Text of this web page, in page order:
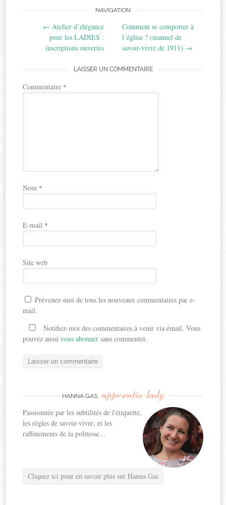
navigation
NAVIGATION
← Atelier d’élégance
pour les LADIES :
inscriptions ouvertes
Comment se comporter à
l’église ? (manuel de
savoir-vivre de 1911) →
LAISSER UN COMMENTAIRE
Commentaire *
Nom *
E-mail *
Site web
Prévenez-moi de tous les nouveaux commentaires par e-
mail.
Notifiez-moi des commentaires à venir via émail. Vous
pouvez aussivous abonner sans commenter.
HANNA GAS, apprentie-lady
Passionnée par les subtilités de l'étiquette,
les règles de savoir-vivre, et les
raffinements de la politesse...
Cliquez ici pour en savoir plus sur Hanna Gas